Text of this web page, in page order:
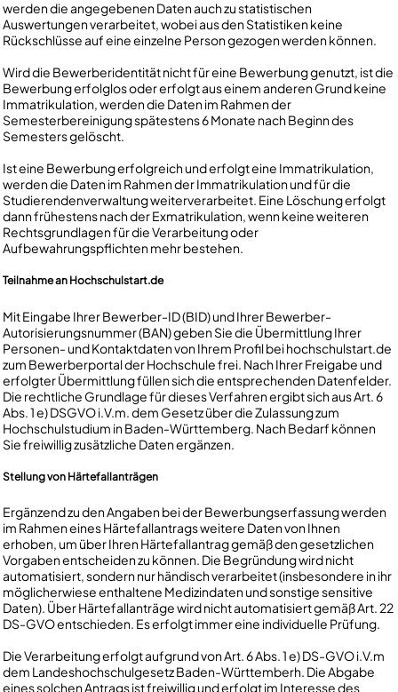
werden die angegebenen Daten auch zu statistischen
Auswertungen verarbeitet, wobei aus den Statistiken keine
Rückschlüsse auf eine einzelne Person gezogen werden können.
Wird die Bewerberidentität nicht für eine Bewerbung genutzt, ist die
Bewerbung erfolglos oder erfolgt aus einem anderen Grund keine
Immatrikulation, werden die Daten im Rahmen der
Semesterbereinigung spätestens 6 Monate nach Beginn des
Semesters gelöscht.
Ist eine Bewerbung erfolgreich und erfolgt eine Immatrikulation,
werden die Daten im Rahmen der Immatrikulation und für die
Studierendenverwaltung weiterverarbeitet. Eine Löschung erfolgt
dann frühestens nach der Exmatrikulation, wenn keine weiteren
Rechtsgrundlagen für die Verarbeitung oder
Aufbewahrungspflichten mehr bestehen.
Teilnahme an Hochschulstart.de
Mit Eingabe Ihrer Bewerber-ID (BID) und Ihrer Bewerber-
Autorisierungsnummer (BAN) geben Sie die Übermittlung Ihrer
Personen- und Kontaktdaten von Ihrem Profil bei hochschulstart.de
zum Bewerberportal der Hochschule frei. Nach Ihrer Freigabe und
erfolgter Übermittlung füllen sich die entsprechenden Datenfelder.
Die rechtliche Grundlage für dieses Verfahren ergibt sich aus Art. 6
Abs. 1 e) DSGVO i.V.m. dem Gesetz über die Zulassung zum
Hochschulstudium in Baden-Württemberg. Nach Bedarf können
Sie freiwillig zusätzliche Daten ergänzen.
Stellung von Härtefallanträgen
Ergänzend zu den Angaben bei der Bewerbungserfassung werden
im Rahmen eines Härtefallantrags weitere Daten von Ihnen
erhoben, um über Ihren Härtefallantrag gemäß den gesetzlichen
Vorgaben entscheiden zu können. Die Begründung wird nicht
automatisiert, sondern nur händisch verarbeitet (insbesondere in ihr
möglicherwiese enthaltene Medizindaten und sonstige sensitive
Daten). Über Härtefallanträge wird nicht automatisiert gemäß Art. 22
DS-GVO entschieden. Es erfolgt immer eine individuelle Prüfung.
Die Verarbeitung erfolgt aufgrund von Art. 6 Abs. 1 e) DS-GVO i.V.m
dem Landeshochschulgesetz Baden-Württemberh. Die Abgabe
eines solchen Antrags ist freiwillig und erfolgt im Interesse des